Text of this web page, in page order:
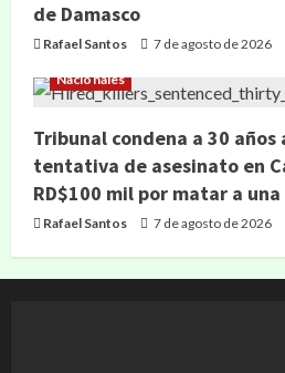
de Damasco
Rafael Santos 7 de agosto de 2026
Nacionales
Tribunal condena a 30 años
tentativa de asesinato en
RD$100 mil por matar a
Rafael Santos 7 de agosto de 2026